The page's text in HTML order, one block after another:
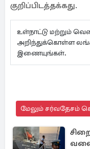
குறிப்பிடத்தக்கது.
உள்நாட்டு மற்றும்
அறிந்துக்கொள்ள
இணையுங்கள்.
மேலும் சர்வதேசம்